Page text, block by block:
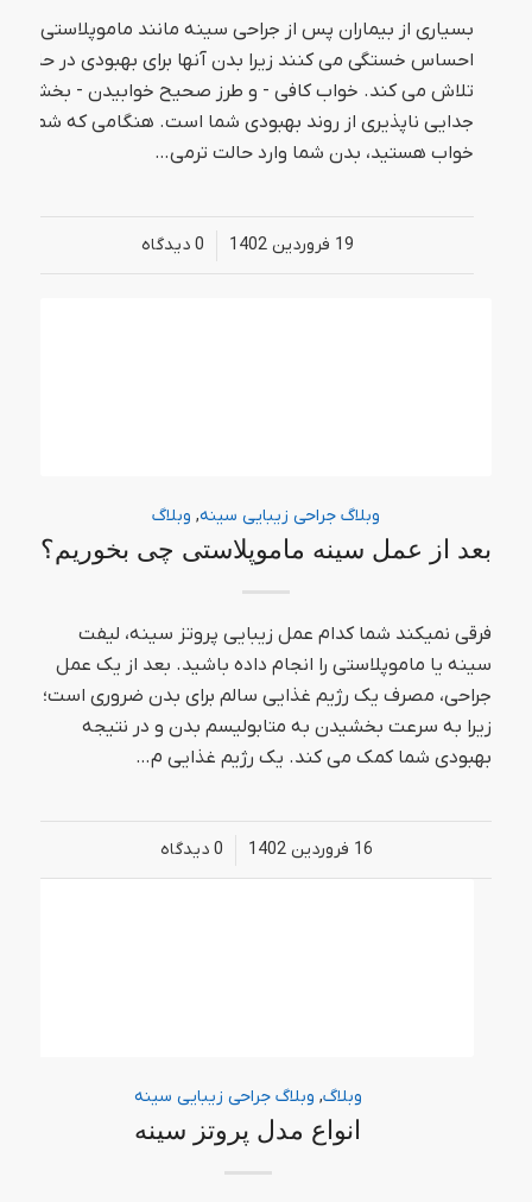
بسیاری از بیماران پس از جراحی سینه مانند ماموپلاستی
احساس خستگی می کنند زیرا بدن آنها برای بهبودی در حال
تلاش می کند. خواب کافی - و طرز صحیح خوابیدن - بخش
جدایی ناپذیری از روند بهبودی شما است. هنگامی که شما
خواب هستید، بدن شما وارد حالت ترمی…
19 فروردین 1402 / 0 دیدگاه‌
وبلاگ جراحی زیبایی سینه, وبلاگ
بعد از عمل سینه ماموپلاستی چی بخوریم؟
فرقی نمیکند شما کدام عمل زیبایی پروتز سینه، لیفت
سینه یا ماموپلاستی را انجام داده باشید. بعد از یک عمل
جراحی، مصرف یک رژیم غذایی سالم برای بدن ضروری است؛
زیرا به سرعت بخشیدن به متابولیسم بدن و در نتیجه
بهبودی شما کمک می کند. یک رژیم غذایی م…
16 فروردین 1402 / 0 دیدگاه‌
وبلاگ, وبلاگ جراحی زیبایی سینه
انواع مدل پروتز سینه